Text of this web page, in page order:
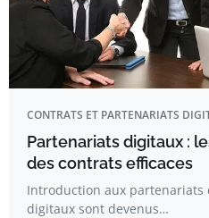
CONTRATS ET PARTENARIATS
Partenariats digitaux :
des contrats efficaces
Introduction aux partenariats
digitaux sont devenus…